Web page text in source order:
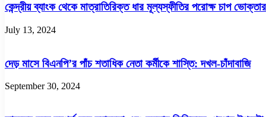
কেন্দ্রীয় ব্যাংক থেকে মাত্রাতিরিক্ত ধার মূল্যস্ফীতির পরোক্ষ চাপ
July 13, 2024
দেড় মাসে বিএনপি’র পাঁচ শতাধিক নেতা কর্মীকে শাস্তি: দখল-চাঁদাবাজি
September 30, 2024